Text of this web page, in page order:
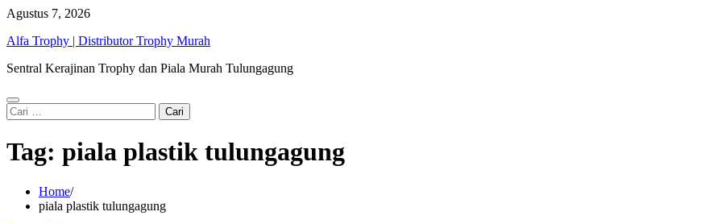
Skip
content
Agustus 7, 2026
Alfa Trophy | Distributor Trophy Murah
Sentral Kerajinan Trophy dan Piala Murah Tulungagung
Cari
untuk:
Tag: piala plastik tulungagung
Home
piala plastik tulungagung